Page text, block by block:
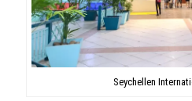
Seychellen